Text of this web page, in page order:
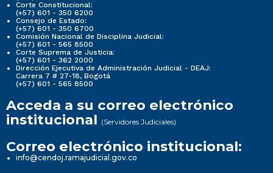
Corte Constitucional:
(+57) 601 - 350 6200
Consejo de Estado:
(+57) 601 - 350 6700
Comisión Nacional de Disciplina Judicial:
(+57) 601 - 565 8500
Corte Suprema de Justicia:
(+57) 601 - 362 2000
Dirección Ejecutiva de Administración Judicial - DEAJ:
Carrera 7 # 27-18, Bogotá
(+57) 601 - 565 8500
Acceda a su correo electrónico
institucional (Servidores Judiciales)
Correo electrónico institucional:
info@cendoj.ramajudicial.gov.co